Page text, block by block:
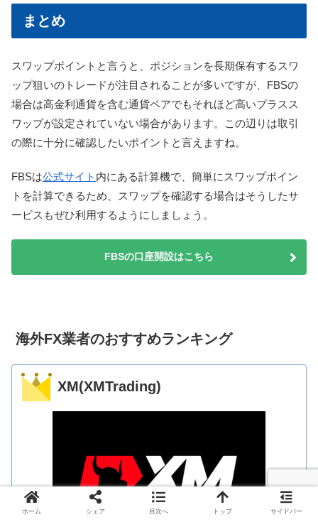
まとめ
スワップポイントと言うと、ポジションを長期保有するスワ
ップ狙いのトレードが注目されることが多いですが、FBSの
場合は高金利通貨を含む通貨ペアでもそれほど高いプラスス
ワップが設定されていない場合があります。この辺りは取引
の際に十分に確認したいポイントと言えますね。
FBSは公式サイト 内にある計算機で、簡単にスワップポイン
トを計算できるため、スワップを確認する場合はそうしたサ
ービスもぜひ利用するようにしましょう。
FBSの口座開設はこちら
海外FX業者のおすすめランキング
XM(XMTrading)
ホーム シェア 目次へ トップ サイドバー